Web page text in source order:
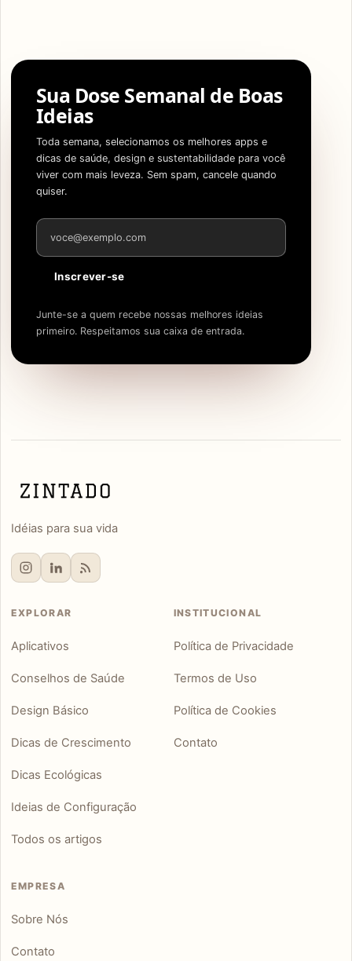
Sua Dose Semanal de Boas
Ideias
Toda semana, selecionamos os melhores apps e
dicas de saúde, design e sustentabilidade para você
viver com mais leveza. Sem spam, cancele quando
quiser.
Endereço de e-mail
Inscrever-se
Junte-se a quem recebe nossas melhores ideias
primeiro. Respeitamos sua caixa de entrada.
Idéias para sua vida
EXPLORAR
Aplicativos
Conselhos de Saúde
Design Básico
Dicas de Crescimento
Dicas Ecológicas
Ideias de Configuração
Todos os artigos
INSTITUCIONAL
Política de Privacidade
Termos de Uso
Política de Cookies
Contato
EMPRESA
Sobre Nós
Contato